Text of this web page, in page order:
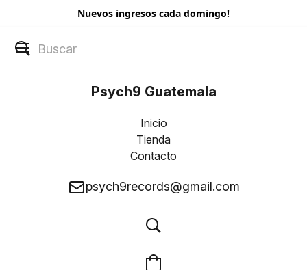
Nuevos ingresos cada domingo!
Psych9 Guatemala
Inicio
Tienda
Contacto
psych9records@gmail.com